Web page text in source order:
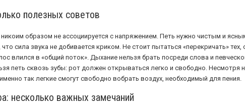
полезных советов
образом не ассоциируется с напряжением. Петь нужно чистым и
сила звука не добивается криком. Не стоит пытаться «перекричать»
влился в «общий поток». Дыхание нельзя брать посреди слова и
петь сквозь зубы: рот должен открываться легко и свободно. Несмотря
так легкие смогут свободно вобрать воздух, необходимый для пения.
несколько важных замечаний